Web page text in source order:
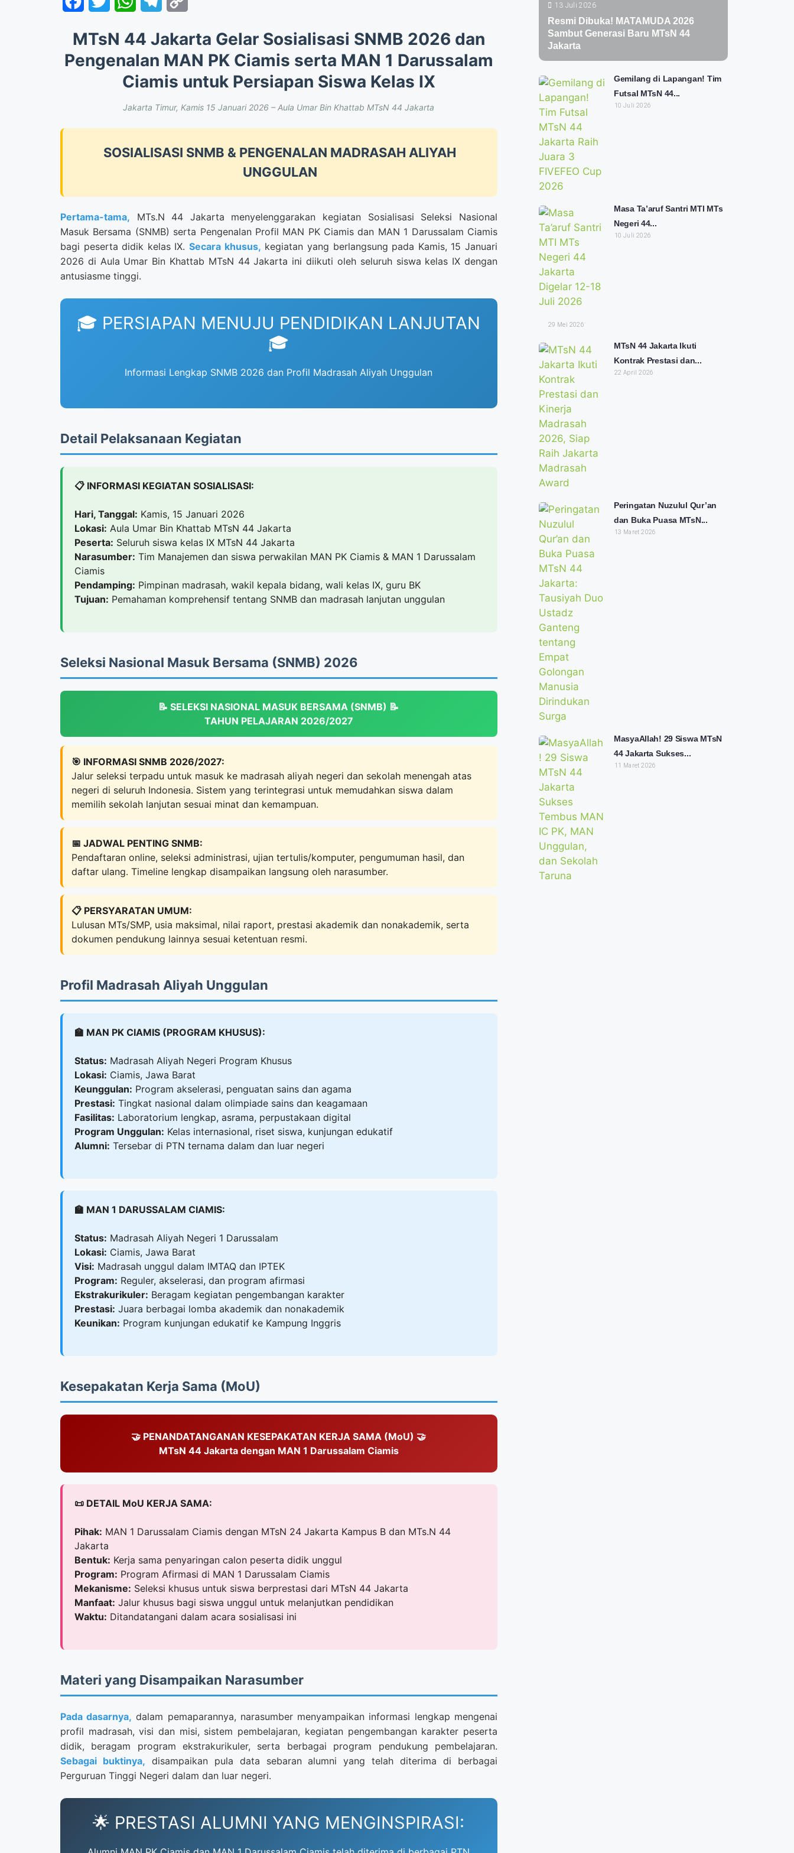
MTsN 44 Jakarta Gelar Sosialisasi SNMB 2026 dan
Pengenalan MAN PK Ciamis serta MAN 1 Darussalam
Ciamis untuk Persiapan Siswa Kelas IX
Jakarta Timur, Kamis 15 Januari 2026 – Aula Umar Bin Khattab MTsN 44 Jakarta
SOSIALISASI SNMB & PENGENALAN MADRASAH ALIYAH
UNGGULAN
Pertama-tama, MTs.N 44 Jakarta menyelenggarakan kegiatan Sosialisasi Seleksi Nasional
Masuk Bersama (SNMB) serta Pengenalan Profil MAN PK Ciamis dan MAN 1 Darussalam Ciamis
bagi peserta didik kelas IX.Secara khusus, kegiatan yang berlangsung pada Kamis, 15 Januari
2026 di Aula Umar Bin Khattab MTsN 44 Jakarta ini diikuti oleh seluruh siswa kelas IX dengan
antusiasme tinggi.
🎓 PERSIAPAN MENUJU PENDIDIKAN LANJUTAN
🎓
Informasi Lengkap SNMB 2026 dan Profil Madrasah Aliyah Unggulan
Detail Pelaksanaan Kegiatan
📋 INFORMASI KEGIATAN SOSIALISASI:
Hari, Tanggal: Kamis, 15 Januari 2026
Lokasi: Aula Umar Bin Khattab MTsN 44 Jakarta
Peserta: Seluruh siswa kelas IX MTsN 44 Jakarta
Narasumber: Tim Manajemen dan siswa perwakilan MAN PK Ciamis & MAN 1 Darussalam
Ciamis
Pendamping: Pimpinan madrasah, wakil kepala bidang, wali kelas IX, guru BK
Tujuan: Pemahaman komprehensif tentang SNMB dan madrasah lanjutan unggulan
Seleksi Nasional Masuk Bersama (SNMB) 2026
📝 SELEKSI NASIONAL MASUK BERSAMA (SNMB) 📝
TAHUN PELAJARAN 2026/2027
🎯 INFORMASI SNMB 2026/2027:
Jalur seleksi terpadu untuk masuk ke madrasah aliyah negeri dan sekolah menengah atas
negeri di seluruh Indonesia. Sistem yang terintegrasi untuk memudahkan siswa dalam
memilih sekolah lanjutan sesuai minat dan kemampuan.
📅 JADWAL PENTING SNMB:
Pendaftaran online, seleksi administrasi, ujian tertulis/komputer, pengumuman hasil, dan
daftar ulang. Timeline lengkap disampaikan langsung oleh narasumber.
📋 PERSYARATAN UMUM:
Lulusan MTs/SMP, usia maksimal, nilai raport, prestasi akademik dan nonakademik, serta
dokumen pendukung lainnya sesuai ketentuan resmi.
Profil Madrasah Aliyah Unggulan
🏫 MAN PK CIAMIS (PROGRAM KHUSUS):
Status: Madrasah Aliyah Negeri Program Khusus
Lokasi: Ciamis, Jawa Barat
Keunggulan: Program akselerasi, penguatan sains dan agama
Prestasi: Tingkat nasional dalam olimpiade sains dan keagamaan
Fasilitas: Laboratorium lengkap, asrama, perpustakaan digital
Program Unggulan: Kelas internasional, riset siswa, kunjungan edukatif
Alumni: Tersebar di PTN ternama dalam dan luar negeri
🏫 MAN 1 DARUSSALAM CIAMIS:
Status: Madrasah Aliyah Negeri 1 Darussalam
Lokasi: Ciamis, Jawa Barat
Visi: Madrasah unggul dalam IMTAQ dan IPTEK
Program: Reguler, akselerasi, dan program afirmasi
Ekstrakurikuler: Beragam kegiatan pengembangan karakter
Prestasi: Juara berbagai lomba akademik dan nonakademik
Keunikan: Program kunjungan edukatif ke Kampung Inggris
Kesepakatan Kerja Sama (MoU)
🤝 PENANDATANGANAN KESEPAKATAN KERJA SAMA (MoU) 🤝
MTsN 44 Jakarta dengan MAN 1 Darussalam Ciamis
📜 DETAIL MoU KERJA SAMA:
Pihak: MAN 1 Darussalam Ciamis dengan MTsN 24 Jakarta Kampus B dan MTs.N 44
Jakarta
Bentuk: Kerja sama penyaringan calon peserta didik unggul
Program: Program Afirmasi di MAN 1 Darussalam Ciamis
Mekanisme: Seleksi khusus untuk siswa berprestasi dari MTsN 44 Jakarta
Manfaat: Jalur khusus bagi siswa unggul untuk melanjutkan pendidikan
Waktu: Ditandatangani dalam acara sosialisasi ini
Materi yang Disampaikan Narasumber
Pada dasarnya, dalam pemaparannya, narasumber menyampaikan informasi lengkap mengenai
profil madrasah, visi dan misi, sistem pembelajaran, kegiatan pengembangan karakter peserta
didik, beragam program ekstrakurikuler, serta berbagai program pendukung pembelajaran.
Sebagai buktinya, disampaikan pula data sebaran alumni yang telah diterima di berbagai
Perguruan Tinggi Negeri dalam dan luar negeri.
🌟 PRESTASI ALUMNI YANG MENGINSPIRASI:
13 Juli 2026
Resmi Dibuka! MATAMUDA 2026
Sambut Generasi Baru MTsN 44
Jakarta
Gemilang di Lapangan! Tim
Futsal MTsN 44...
10 Juli 2026
Masa Ta’aruf Santri MTI MTs
Negeri 44...
10 Juli 2026
29 Mei 2026
MTsN 44 Jakarta Ikuti
Kontrak Prestasi dan...
22 April 2026
Peringatan Nuzulul Qur’an
dan Buka Puasa MTsN...
13 Maret 2026
MasyaAllah! 29 Siswa MTsN
44 Jakarta Sukses...
11 Maret 2026